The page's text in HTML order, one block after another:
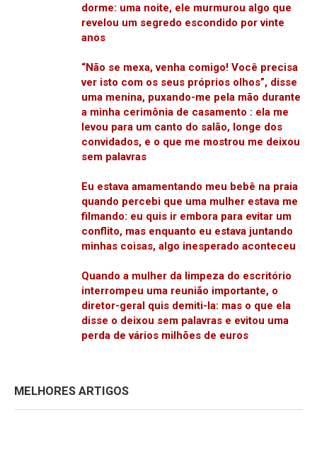
dorme: uma noite, ele murmurou algo que
revelou um segredo escondido por vinte
anos
“Não se mexa, venha comigo! Você precisa
ver isto com os seus próprios olhos”, disse
uma menina, puxando-me pela mão durante
a minha cerimônia de casamento : ela me
levou para um canto do salão, longe dos
convidados, e o que me mostrou me deixou
sem palavras
Eu estava amamentando meu bebê na praia
quando percebi que uma mulher estava me
filmando: eu quis ir embora para evitar um
conflito, mas enquanto eu estava juntando
minhas coisas, algo inesperado aconteceu
Quando a mulher da limpeza do escritório
interrompeu uma reunião importante, o
diretor-geral quis demiti-la: mas o que ela
disse o deixou sem palavras e evitou uma
perda de vários milhões de euros
MELHORES ARTIGOS